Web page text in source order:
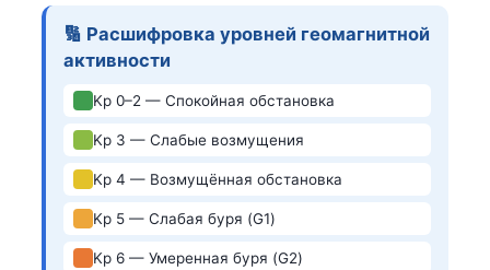
🔢 Расшифровка уровней геомагнитной
активности
Kp 0–2 — Спокойная обстановка
Kp 3 — Слабые возмущения
Kp 4 — Возмущённая обстановка
Kp 5 — Слабая буря (G1)
Kp 6 — Умеренная буря (G2)